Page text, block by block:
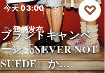
今天 03:00
新品发布
13,200円
ブランドキャンペ
ーン「NEVER NOT
SUEDE」か…
♡